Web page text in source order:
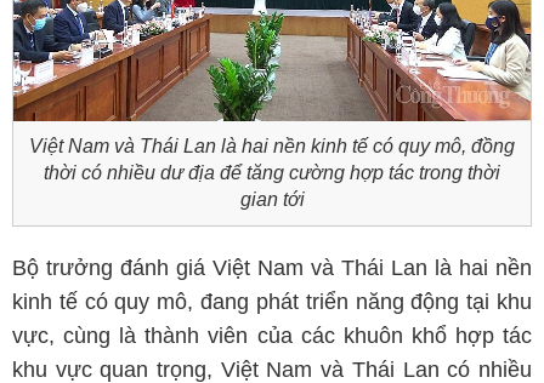
Việt Nam và Thái Lan là hai nền kinh tế có quy mô, đồng
thời có nhiều dư địa để tăng cường hợp tác trong thời
gian tới
Bộ trưởng đánh giá Việt Nam và Thái Lan là hai nền
kinh tế có quy mô, đang phát triển năng động tại khu
vực, cùng là thành viên của các khuôn khổ hợp tác
khu vực quan trọng, Việt Nam và Thái Lan có nhiều